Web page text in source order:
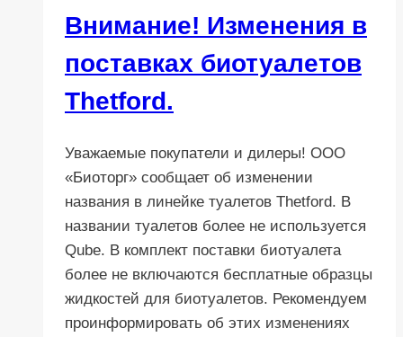
Внимание! Изменения в
поставках биотуалетов
Thetford.
Уважаемые покупатели и дилеры! ООО
«Биоторг» сообщает об изменении
названия в линейке туалетов Thetford. В
названии туалетов более не используется
Qube. В комплект поставки биотуалета
более не включаются бесплатные образцы
жидкостей для биотуалетов. Рекомендуем
проинформировать об этих изменениях